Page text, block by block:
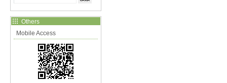
Others
Mobile Access